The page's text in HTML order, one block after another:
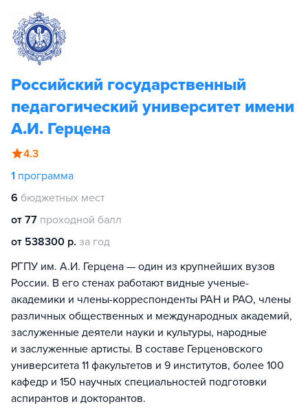
Российский государственный
педагогический университет имени
А.И. Герцена
4.3
1 программа
6 бюджетных мест
от 77 проходной балл
от 538300 р. за год
РГПУ им. А.И. Герцена — один из крупнейших вузов
России. В его стенах работают видные ученые-
академики и члены-корреспонденты РАН и РАО, члены
различных общественных и международных академий,
заслуженные деятели науки и культуры, народные
и заслуженные артисты. В составе Герценовского
университета 11 факультетов и 9 институтов, более 100
кафедр и 150 научных специальностей подготовки
аспирантов и докторантов.